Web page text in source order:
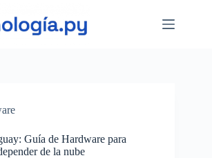
Guía de Hardware para
de la nube